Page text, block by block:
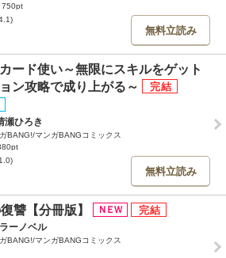
750pt
無料立読み
ード使い～無限にスキルをゲット
ン攻略で成り上がる～
瀬ひろき
BANG!/マンガBANGコミックス
無料立読み
讐【分冊版】
ーノベル
BANG!/マンガBANGコミックス